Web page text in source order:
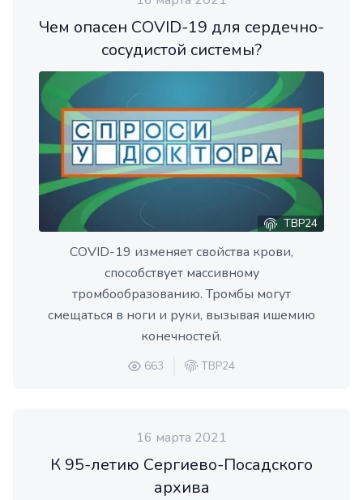
Чем опасен COVID-19 для сердечно-
сосудистой системы?
ТВР24
COVID-19 изменяет свойства крови,
способствует массивному
тромбообразованию. Тромбы могут
смещаться в ноги и руки, вызывая ишемию
конечностей.
663 ТВР24
16 марта 2021
К 95-летию Сергиево-Посадского
архива